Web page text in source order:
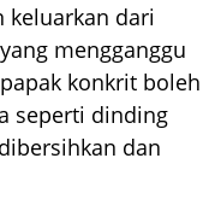
keluarkan dari
mengganggu
konkrit boleh
seperti dinding
dan